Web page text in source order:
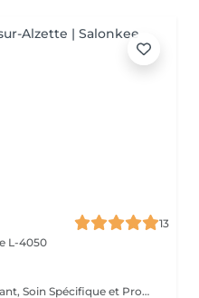
13
L-4050
Diagnostique, Shampooing Traitant, Soin Spécifique et Produits Coiffants inclus